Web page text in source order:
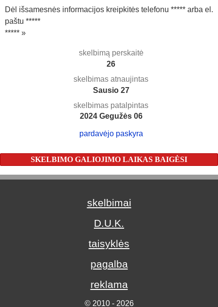
Dėl išsamesnės informacijos kreipkitės telefonu ***** arba el.
paštu *****
***** »
skelbimą perskaitė
26
skelbimas atnaujintas
Sausio 27
skelbimas patalpintas
2024 Gegužės 06
pardavėjo paskyra
SKELBIMO GALIOJIMO LAIKAS BAIGĖSI
skelbimai
D.U.K.
taisyklės
pagalba
reklama
© 2010 - 2026